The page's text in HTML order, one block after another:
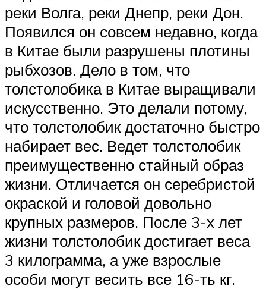
реки Волга, реки Днепр, реки Дон.
Появился он совсем недавно, когда
в Китае были разрушены плотины
рыбхозов. Дело в том, что
толстолобика в Китае выращивали
искусственно. Это делали потому,
что толстолобик достаточно быстро
набирает вес. Ведет толстолобик
преимущественно стайный образ
жизни. Отличается он серебристой
окраской и головой довольно
крупных размеров. После 3-х лет
жизни толстолобик достигает веса
3 килограмма, а уже взрослые
особи могут весить все 16-ть кг.